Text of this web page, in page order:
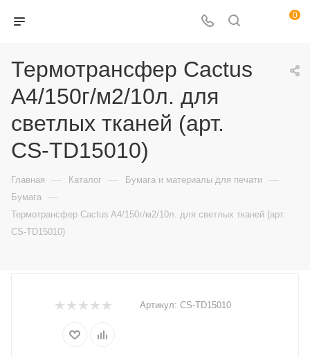
0
Термотрансфер Cactus
A4/150г/м2/10л. для
светлых тканей (арт.
CS-TD15010)
Главная — Каталог — Бумага и материалы для печати —
Бумага —
Термотрансфер Cactus A4/150г/м2/10л. для светлых тканей (арт.
CS-TD15010)
Артикул: CS-TD15010